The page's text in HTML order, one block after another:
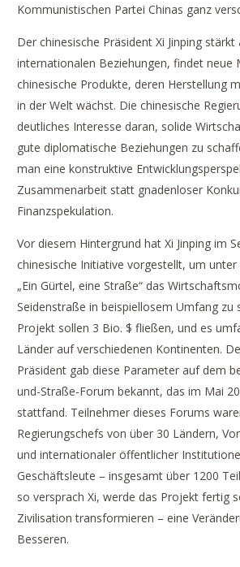
Kommunistischen Partei Chinas ganz
Der chinesische Präsident Xi Jinping stärkt
internationalen Beziehungen, findet neue
chinesische Produkte, deren Herstellung
in der Welt wächst. Die chinesische
deutliches Interesse daran, solide
gute diplomatische Beziehungen zu
man eine konstruktive
Zusammenarbeit statt gnadenloser
Finanzspekulation.
Vor diesem Hintergrund hat Xi Jinping im
chinesische Initiative vorgestellt, um
„Ein Gürtel, eine Straße“ das
Seidenstraße in beispiellosem Umfang zu
Projekt sollen 3 Bio. $ fließen, und es
Länder auf verschiedenen Kontinenten.
Präsident gab diese Parameter auf dem
und-Straße-Forum bekannt, das im Mai
stattfand. Teilnehmer dieses Forums
Regierungschefs von über 30 Ländern,
und internationaler öffentlicher
Geschäftsleute – insgesamt über 1200
so versprach Xi, werde das Projekt fertig
Zivilisation transformieren – eine
Besseren.